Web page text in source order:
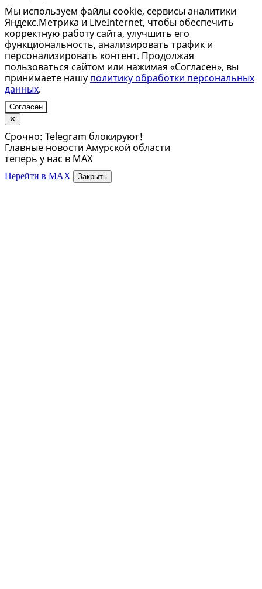
Мы используем файлы cookie, сервисы аналитики
Яндекс.Метрика и LiveInternet, чтобы обеспечить
корректную работу сайта, улучшить его
функциональность, анализировать трафик и
персонализировать контент. Продолжая
пользоваться сайтом или нажимая «Согласен», вы
принимаете нашу политику обработки персональных
данных.
Согласен
✕
Срочно: Telegram блокируют!
Главные новости Амурской области
теперь у нас в MAX
Перейти в MAX Закрыть